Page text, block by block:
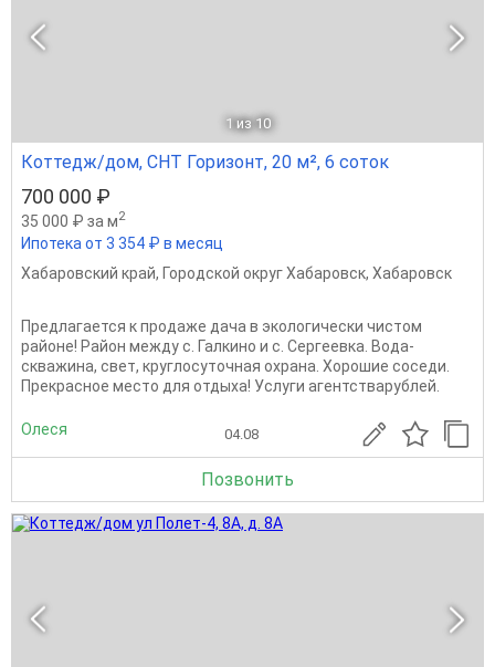
1 из 10
Коттедж/дом, СНТ Горизонт, 20 м², 6 соток
700 000 ₽
35 000 ₽ за м2
Ипотека от 3 354 ₽ в месяц
Хабаровский край, Городской округ Хабаровск, Хабаровск
Предлагается к продаже дача в экологически чистом
районе! Район между с. Галкино и с. Сергеевка. Вода-
скважина, свет, круглосуточная охрана. Хорошие соседи.
Прекрасное место для отдыха! Услуги агентстварублей.
Олеся 04.08
Позвонить